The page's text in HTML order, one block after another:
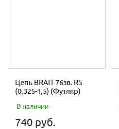
Цепь BRAIT 76зв. RS
(0,325-1,5) (Футляр)
В наличии
740 руб.